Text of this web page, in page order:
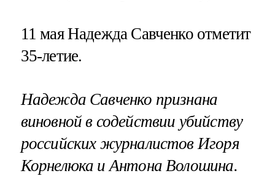
11 мая Надежда Савченко отметит
35-летие.
Надежда Савченко признана
виновной в содействии убийству
российских журналистов Игоря
Корнелюка и Антона Волошина.